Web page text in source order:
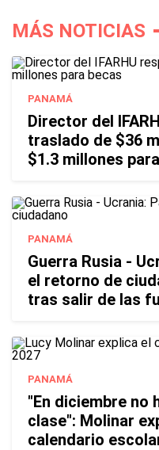
MÁS NOTICIAS
PANAMÁ
Director del
traslado de $36
$1.3 millones
PANAMÁ
Guerra Rusia -
el retorno de
tras salir de las
PANAMÁ
"En diciembre no
clase": Molinar
calendario